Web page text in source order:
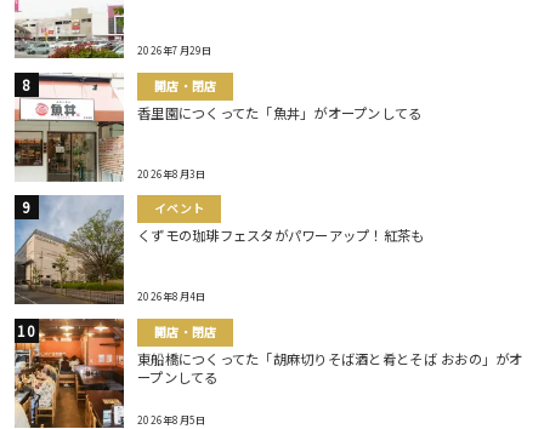
2026年7月29日
開店・閉店
香里園につくってた「魚丼」がオープンしてる
2026年8月3日
イベント
くずモの珈琲フェスタがパワーアップ！紅茶も
2026年8月4日
開店・閉店
東船橋につくってた「胡麻切りそば酒と肴とそば おおの」がオ
ープンしてる
2026年8月5日